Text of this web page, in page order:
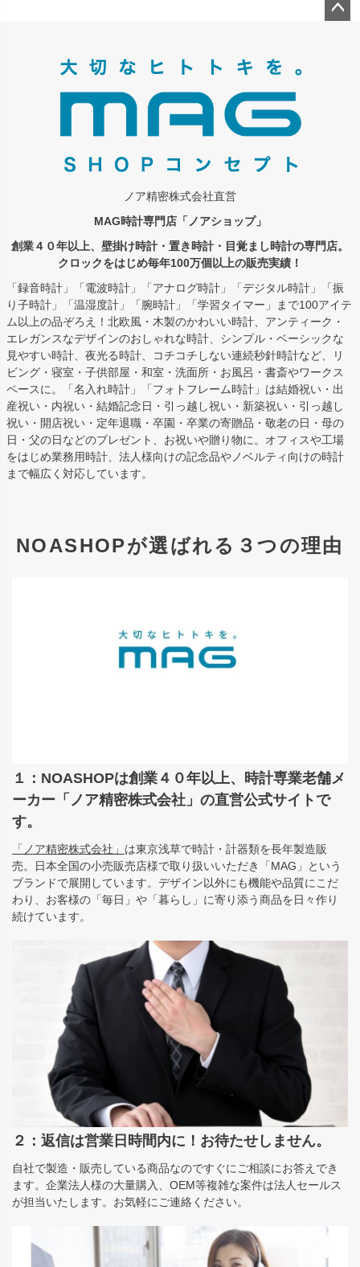
ノア精密株式会社直営
MAG時計専門店「ノアショップ」
創業４０年以上、壁掛け時計・置き時計・目覚まし時計の専門店。
クロックをはじめ毎年100万個以上の販売実績！
「録音時計」「電波時計」「アナログ時計」「デジタル時計」「振
り子時計」「温湿度計」「腕時計」「学習タイマー」まで100アイテ
ム以上の品ぞろえ！北欧風・木製のかわいい時計、アンティーク・
エレガンスなデザインのおしゃれな時計、シンプル・ベーシックな
見やすい時計、夜光る時計、コチコチしない連続秒針時計など、リ
ビング・寝室・子供部屋・和室・洗面所・お風呂・書斎やワークス
ペースに。「名入れ時計」「フォトフレーム時計」は結婚祝い・出
産祝い・内祝い・結婚記念日・引っ越し祝い・新築祝い・引っ越し
祝い・開店祝い・定年退職・卒園・卒業の寄贈品・敬老の日・母の
日・父の日などのプレゼント、お祝いや贈り物に。オフィスや工場
をはじめ業務用時計、法人様向けの記念品やノベルティ向けの時計
まで幅広く対応しています。
NOASHOPが選ばれる３つの理由
１：NOASHOPは創業４０年以上、時計専業老舗メ
ーカー「ノア精密株式会社」の直営公式サイトで
す。
「ノア精密株式会社」 は東京浅草で時計・計器類を長年製造販
売。日本全国の小売販売店様で取り扱いいただき「MAG」という
ブランドで展開しています。デザイン以外にも機能や品質にこだ
わり、お客様の「毎日」や「暮らし」に寄り添う商品を日々作り
続けています。
２：返信は営業日時間内に！お待たせしません。
自社で製造・販売している商品なのですぐにご相談にお答えでき
ます。企業法人様の大量購入、OEM等複雑な案件は法人セールス
が担当いたします。お気軽にご連絡ください。